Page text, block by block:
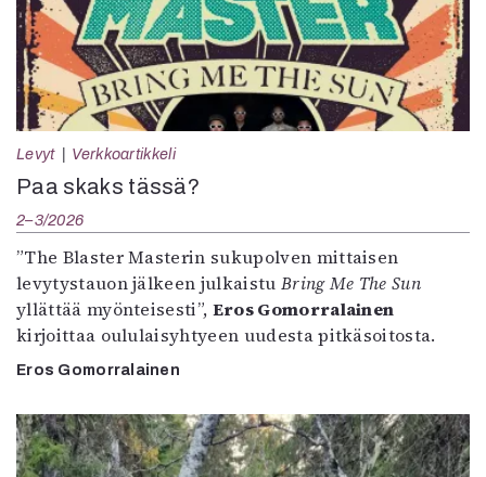
Levyt Verkkoartikkeli
Paa skaks tässä?
2–3/2026
”The Blaster Masterin sukupolven mittaisen
levytystauon jälkeen julkaistu Bring Me The Sun
yllättää myönteisesti”, Eros Gomorralainen
kirjoittaa oululaisyhtyeen uudesta pitkäsoitosta.
Eros Gomorralainen